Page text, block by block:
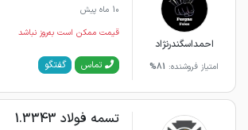
احمداسگندرنژاد
امتیاز فروشنده: 81%
10 ماه پیش
قیمت ممکن است به‌روز نباشد
تماس گفتگو
تسمه فولاد 1.3343